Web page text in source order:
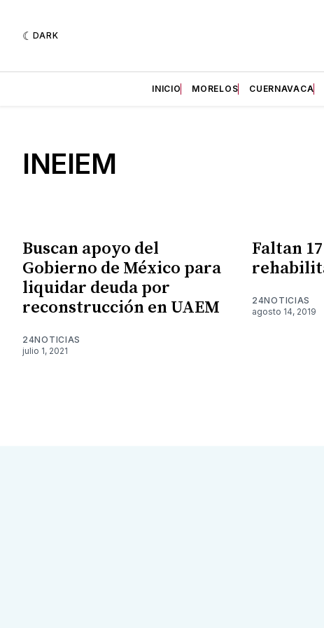
DARK
INICIO MORELOS CUERNAVACA
INEIEM
Buscan apoyo del
Gobierno de México para
liquidar deuda por
reconstrucción en UAEM
24NOTICIAS
julio 1, 2021
Faltan
24NOTICIAS
agosto 14, 2019